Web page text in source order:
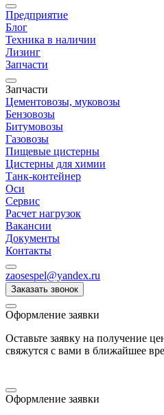
Предприятие
Блог
Техника в наличии
Лизинг
Запчасти
Запчасти
Цементовозы, муковозы
Бензовозы
Битумовозы
Газовозы
Пищевые цистерны
Цистерны для химии
Танк-контейнер
Оси
Сервис
Расчет нагрузок
Вакансии
Документы
Контакты
zaosespel@yandex.ru
Заказать звонок
Оформление заявки
Оставьте заявку на получение
свяжутся с вами в ближайшее
Оформление заявки